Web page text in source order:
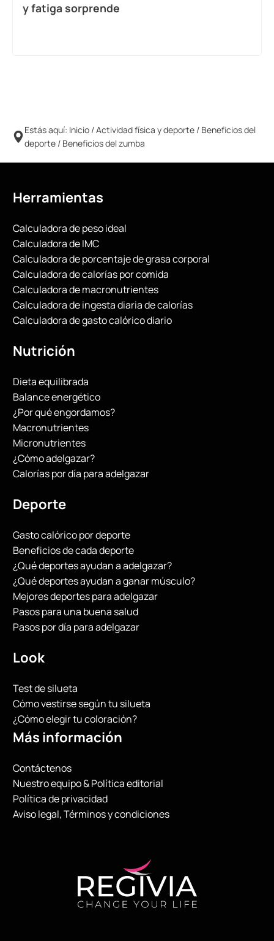
y fatiga sorprende
Estás aquí: Inicio /Actividad física y deporte / Beneficios del
deporte / Beneficios del zumba
Herramientas
Calculadora de peso ideal
Calculadora de IMC
Calculadora de porcentaje de grasa corporal
Calculadora de calorías por comida
Calculadora de macronutrientes
Calculadora de ingesta diaria de calorías
Calculadora de gasto calórico diario
Nutrición
Dieta equilibrada
Balance energético
¿Por qué engordamos?
Macronutrientes
Micronutrientes
¿Cómo adelgazar?
Calorías por día para adelgazar
Deporte
Gasto calórico por deporte
Beneficios de cada deporte
¿Qué deportes ayudan a adelgazar?
¿Qué deportes ayudan a ganar músculo?
Mejores deportes para adelgazar
Pasos para una buena salud
Pasos por día para adelgazar
Look
Test de silueta
Cómo vestirse según tu silueta
¿Cómo elegir tu coloración?
Más información
Contáctenos
Nuestro equipo & Política editorial
Política de privacidad
Aviso legal, Términos y condiciones